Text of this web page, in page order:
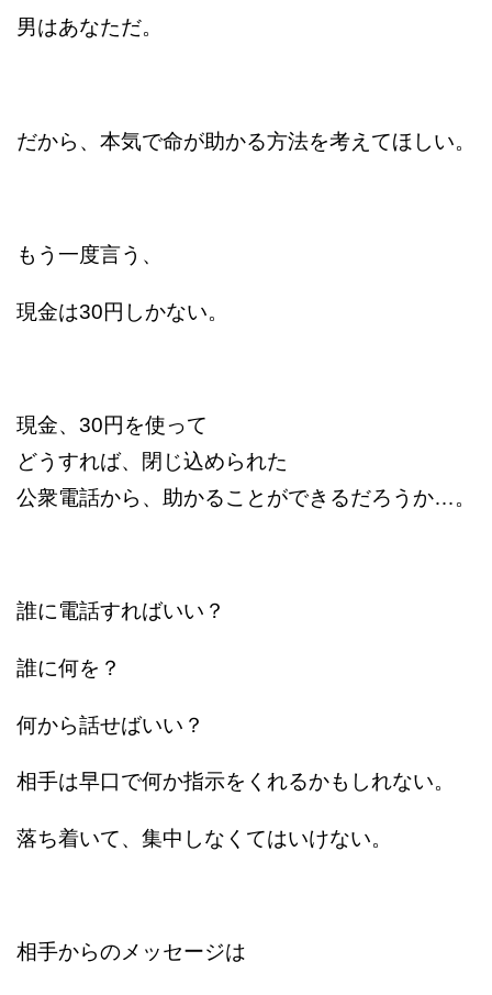
男はあなただ。
だから、本気で命が助かる方法を考えてほしい。
もう一度言う、
現金は30円しかない。
現金、30円を使って
どうすれば、閉じ込められた
公衆電話から、助かることができるだろうか…。
誰に電話すればいい？
誰に何を？
何から話せばいい？
相手は早口で何か指示をくれるかもしれない。
落ち着いて、集中しなくてはいけない。
相手からのメッセージは